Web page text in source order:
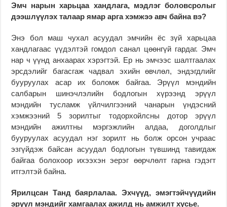
Эмч нарын харьцаа хандлага, мэдлэг боловсролыг
дээшлүүлэх талаар ямар арга хэмжээ авч байна вэ?
Энэ бол маш чухал асуудал эмчийн ёс зүй харьцаа
хандлагаас үүдэлтэй гомдол санал цөөнгүй гардаг. Эмч
нар ч үүнд анхаарах хэрэгтэй. Ер нь эмчээс шалтгаалах
эрсдэлийг багасгаж чадвал эхийн өвчлөл, эндэгдлийг
бууруулах асар их боломж байгаа. Эрүүл мэндийн
салбарын шинэчлэлийн бодлогын хүрээнд эрүүл
мэндийн тусламж үйлчилгээний чанарын үндэсний
хэмжээний 5 зорилтыг тодорхойлсны дотор эрүүл
мэндийн ажилтны мэргэжлийн алдаа, доголдлыг
бууруулах асуудал нэг зорилт нь болж орсон учраас
эзгүйдэж байсан асуудал бодлогын түвшинд тавигдаж
байгаа болохоор ихээхэн эерэг өөрчлөлт гарна гэдэгт
итгэлтэй байна.
Ярилцсан Танд баярлалаа. Эхчүүд, эмэгтэйчүүдийн
эрүүл мэндийг хамгаалах ажилд нь амжилт хүсье.